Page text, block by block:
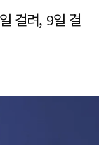
걸려, 9일 결